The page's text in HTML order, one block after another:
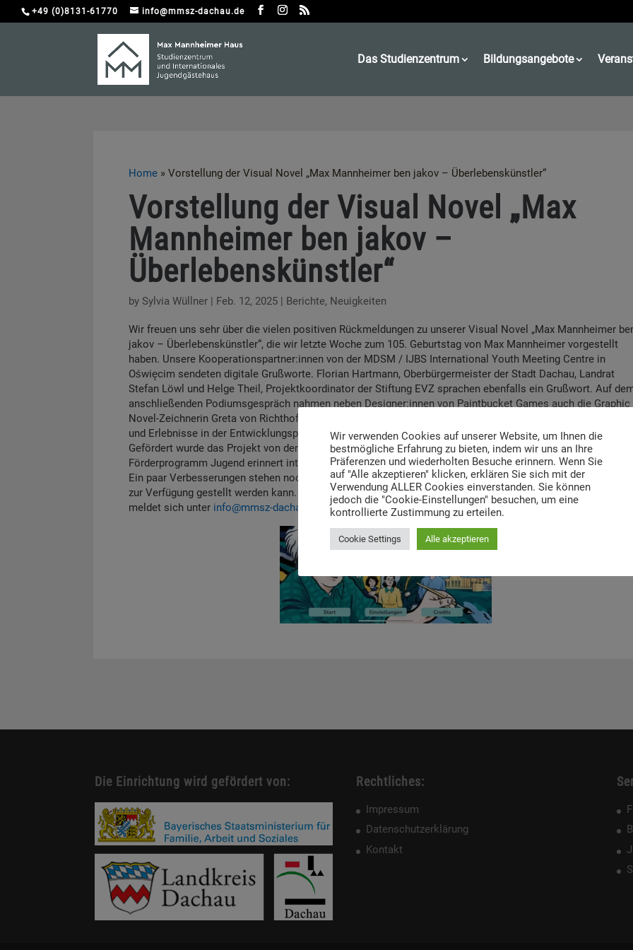
+49 (0)8131-61770 info@mmsz-dachau.de
Das Studienzentrum Bildungsangebote
Home » Vorstellung der Visual Novel „Max Mannheimer ben jakov – Überlebenskünstler“
Vorstellung der Visual Novel „Max
Mannheimer ben jakov –
Überlebenskünstler“
by Sylvia Wüllner | Feb. 12, 2025 | Berichte, Neuigkeiten
Wir freuen uns sehr über die vielen positiven Rückmeldungen zu unserer Visual Novel „Max Mannheimer
jakov – Überlebenskünstler“, die wir letzte Woche zum 105. Geburtstag von Max Mannheimer vorgestellt
haben. Unsere Kooperationspartner:innen von der MDSM / IJBS International Youth Meeting Centre in
Oświęcim sendeten digitale Grußworte. Florian Hartmann, Oberbürgermeister der Stadt Dachau, Landrat
Stefan Löwl und Helge Theil, Projektkoordinator der Stiftung EVZ sprachen ebenfalls ein Grußwort. Auf
anschließenden Podiumsgespräch nahmen neben Designer:innen von Paintbucket Games auch die Graphic
Novel-Zeichnerin Greta von Richthofen teil. Alle berichteten den awesenden Gästen
und Erlebnisse in der Entwicklungsphase der Visual Novel über den Holocaust-Überlebenden.
Gefördert wurde das Projekt von der
EVZ Foundationin der Förderlinie [re]create digital history im
Förderprogramm Jugend erinnert international, finanziert aus Mitteln des Auswärtigen Amtes.
Ein paar Verbesserungen stehen noch an, bevor die Visual Novel im App-Store und bei Google Play
zur Verfügung gestellt werden kann. Wer Interesse an einer Erinnerung hat, sobald die App verfügbar ist,
meldet sich unter info@mmsz-dachau.de
Die Einrichtung wird gefördert von: Rechtliches:
Impressum
Datenschutzerklärung
Kontakt
Wir verwenden Cookies auf unserer Website, um Ihnen die
bestmögliche Erfahrung zu bieten, indem wir uns an Ihre
Präferenzen und wiederholten Besuche erinnern. Wenn Sie
auf "Alle akzeptieren" klicken, erklären Sie sich mit der
Verwendung ALLER Cookies einverstanden. Sie können
jedoch die "Cookie-Einstellungen" besuchen, um eine
kontrollierte Zustimmung zu erteilen.
Cookie Settings Alle akzeptieren